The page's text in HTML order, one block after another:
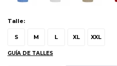
Talle:
S M L XL XXL
GUÍA DE TALLES